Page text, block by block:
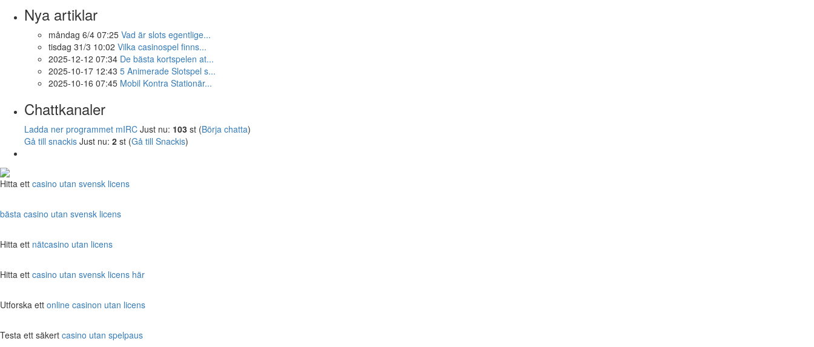
Nya artiklar
måndag 6/4 07:25 Vad är slots egentlige...
tisdag 31/3 10:02 Vilka casinospel finns...
2025-12-12 07:34 De bästa kortspelen at...
2025-10-17 12:43 5 Animerade Slotspel s...
2025-10-16 07:45 Mobil Kontra Stationär...
Chattkanaler
Ladda ner programmet mIRC Just nu: 103 st (Börja chatta)
Gå till snackis Just nu: 2 st (Gå till Snackis)
Hitta ett casino utan svensk licens
bästa casino utan svensk licens
Hitta ett nätcasino utan licens
Hitta ett casino utan svensk licens här
Utforska ett online casinon utan licens
Testa ett säkert casino utan spelpaus